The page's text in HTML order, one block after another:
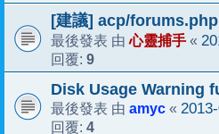
[建議] acp/forums.php
最後發表 由心靈捕手 «
回覆: 9
Disk Usage Warning
最後發表 由 amyc «
回覆: 4